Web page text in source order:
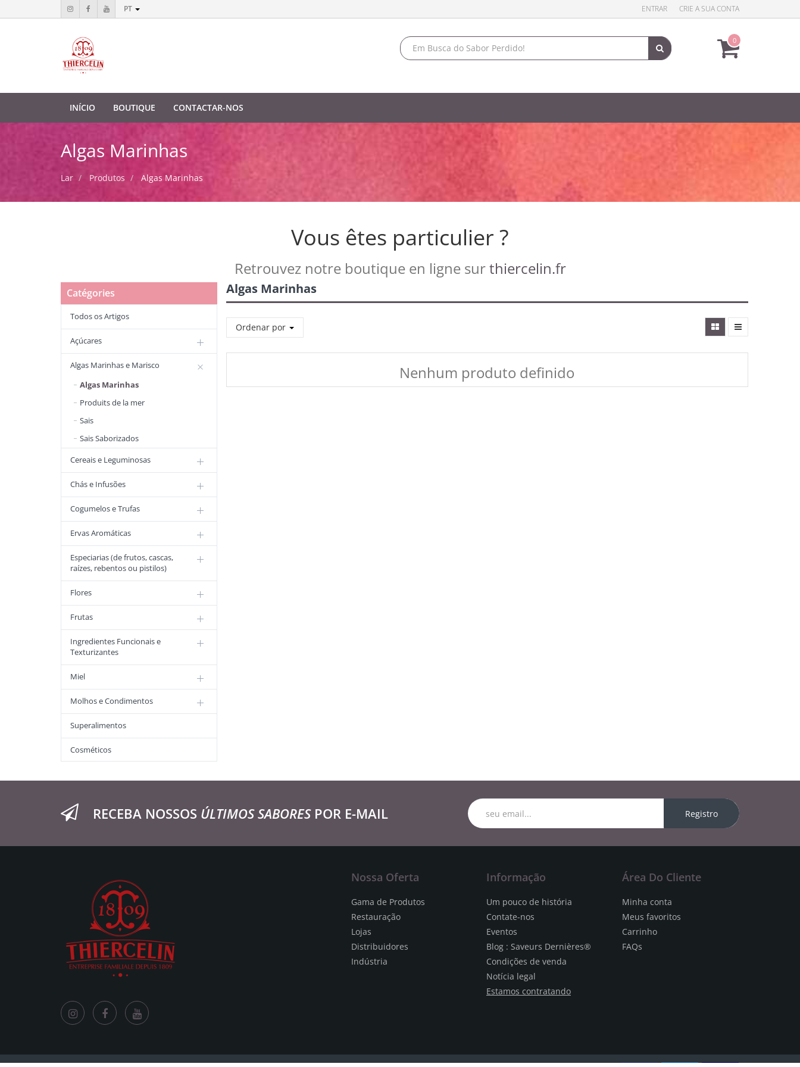
PT ENTRAR CRIE A SUA CONTA
0
INÍCIO BOUTIQUE CONTACTAR-NOS
Algas Marinhas
Lar Produtos Algas Marinhas
Vous êtes particulier ?
Retrouvez notre boutique en ligne surthiercelin.fr
Catégories
Todos os Artigos
Açúcares
Algas Marinhas e Marisco
Algas Marinhas
Produits de la mer
Sais
Sais Saborizados
Cereais e Leguminosas
Chás e Infusões
Cogumelos e Trufas
Ervas Aromáticas
Especiarias (de frutos, cascas,
raízes, rebentos ou pistilos)
Flores
Frutas
Ingredientes Funcionais e
Texturizantes
Miel
Molhos e Condimentos
Superalimentos
Cosméticos
Algas Marinhas
Ordenar por
Nenhum produto definido
RECEBA NOSSOS ÚLTIMOS SABORESPOR E-MAIL Registro
Nossa Oferta
Gama de Produtos
Restauração
Lojas
Distribuidores
Indústria
Informação
Um pouco de história
Contate-nos
Eventos
Blog : Saveurs Dernières®
Condições de venda
Notícia legal
Estamos contratando
Área Do Cliente
Minha conta
Meus favoritos
Carrinho
FAQs